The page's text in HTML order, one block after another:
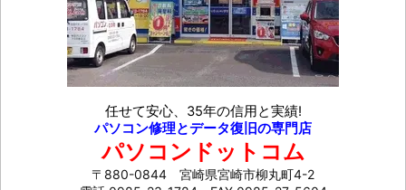
任せて安心、35年の信用と実績!
パソコン修理とデータ復旧の専門店
パソコンドットコム
〒880-0844 宮崎県宮崎市柳丸町4-2